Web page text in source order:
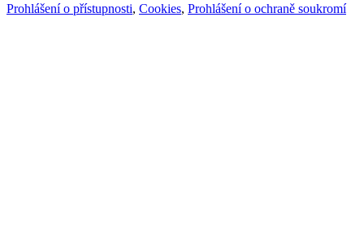
Prohlášení o přístupnosti, Cookies, Prohlášení o ochraně soukromí